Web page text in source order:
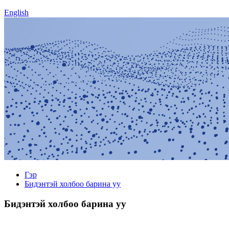
English
Гэр
Бидэнтэй холбоо барина уу
Бидэнтэй холбоо барина уу